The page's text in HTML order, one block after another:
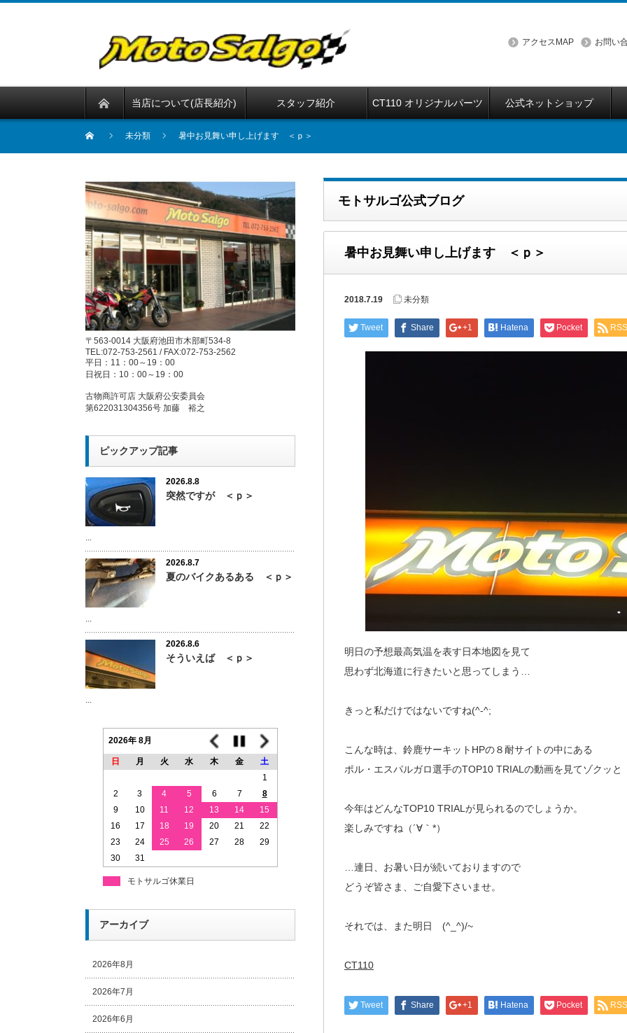
アクセスMAP お問い
当店について(店長紹介) スタッフ紹介 CT110 オリジナルパーツ 公式ネットショップ
未分類 暑中お見舞い申し上げます ＜ｐ＞
モトサルゴ公式ブログ
暑中お見舞い申し上げます ＜ｐ＞
2018.7.19 未分類
Tweet Share +1 Hatena Pocket RSS
明日の予想最高気温を表す日本地図を見て
思わず北海道に行きたいと思ってしまう…
きっと私だけではないですね(^-^;
こんな時は、鈴鹿サーキットHPの８耐サイトの中にある
ポル・エスパルガロ選手のTOP10 TRIALの動画を見てゾクッ
今年はどんなTOP10 TRIALが見られるのでしょうか。
楽しみですね（´∀｀*）
…連日、お暑い日が続いておりますので
どうぞ皆さま、ご自愛下さいませ。
それでは、また明日 (^_^)/~
CT110
Tweet Share +1 Hatena Pocket RSS
〒563-0014 大阪府池田市木部町534-8
TEL:072-753-2561 / FAX:072-753-2562
平日：11：00～19：00
日祝日：10：00～19：00
古物商許可店 大阪府公安委員会
第622031304356号 加藤 裕之
ピックアップ記事
2026.8.8
突然ですが ＜ｐ＞
...
2026.8.7
夏のバイクあるある ＜ｐ＞
...
2026.8.6
そういえば ＜ｐ＞
...
2026年 8月
日 月 火 水 木 金
土
1
2
3 4 5 6 7
8
9
10 11 12 13 14
15
16
17 18 19 20 21
22
23
24 25 26 27 28
29
30
31
モトサルゴ休業日
アーカイブ
2026年8月
2026年7月
2026年6月